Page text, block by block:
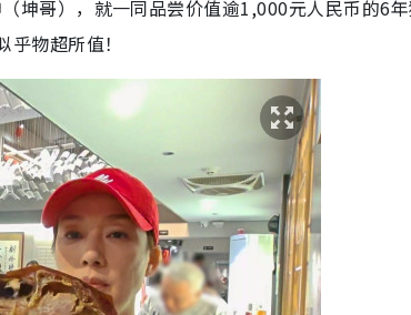
坤哥），就一同品尝价值逾1,000元人民币的6
物超所值！